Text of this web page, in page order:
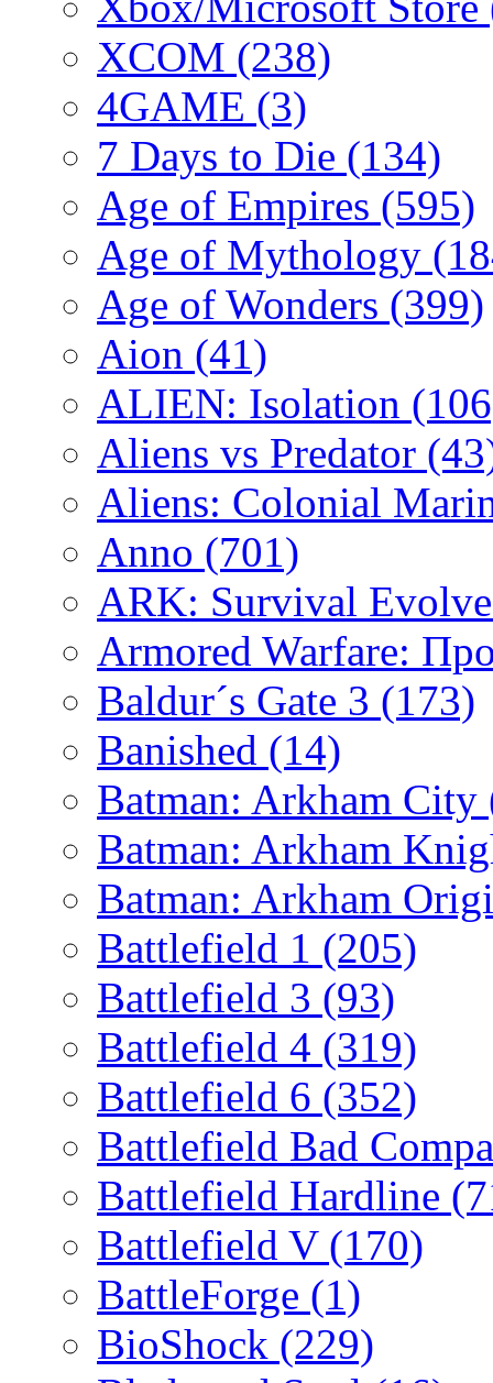
XCOM (238)
4GAME (3)
7 Days to Die (134)
Age of Empires (595)
Age of Mythology
Age of Wonders (399)
Aion (41)
ALIEN: Isolation
Aliens vs Predator
Aliens: Colonial
Anno (701)
ARK: Survival
Armored Warfare:
Baldur´s Gate 3 (173)
Banished (14)
Batman: Arkham City
Batman: Arkham
Batman: Arkham
Battlefield 1 (205)
Battlefield 3 (93)
Battlefield 4 (319)
Battlefield 6 (352)
Battlefield Bad
Battlefield Hardline
Battlefield V (170)
BattleForge (1)
BioShock (229)